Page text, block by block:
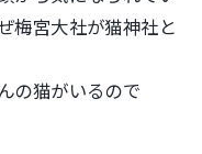
梅宮大社が猫神社と
の猫がいるので